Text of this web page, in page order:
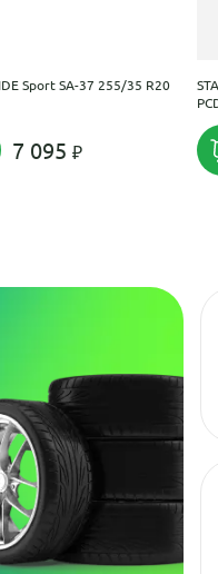
Sport SA-37 255/35 R20
7 095